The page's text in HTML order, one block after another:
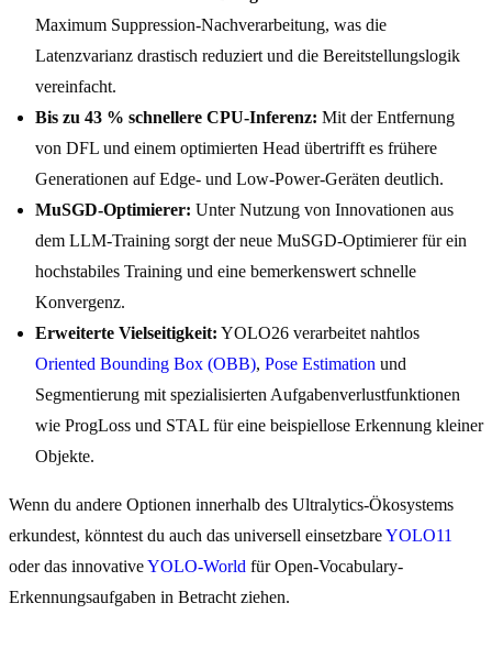
Maximum Suppression-Nachverarbeitung, was die
Latenzvarianz drastisch reduziert und die Bereitstellungslogik
vereinfacht.
Bis zu 43 % schnellere CPU-Inferenz: Mit der Entfernung
von DFL und einem optimierten Head übertrifft es frühere
Generationen auf Edge- und Low-Power-Geräten deutlich.
MuSGD-Optimierer: Unter Nutzung von Innovationen aus
dem LLM-Training sorgt der neue MuSGD-Optimierer für ein
hochstabiles Training und eine bemerkenswert schnelle
Konvergenz.
Erweiterte Vielseitigkeit: YOLO26 verarbeitet nahtlos
Oriented Bounding Box (OBB), Pose Estimation und
Segmentierung mit spezialisierten Aufgabenverlustfunktionen
wie ProgLoss und STAL für eine beispiellose Erkennung kleiner
Objekte.
Wenn du andere Optionen innerhalb des Ultralytics-Ökosystems
erkundest, könntest du auch das universell einsetzbareYOLO11
oder das innovativeYOLO-World für Open-Vocabulary-
Erkennungsaufgaben in Betracht ziehen.